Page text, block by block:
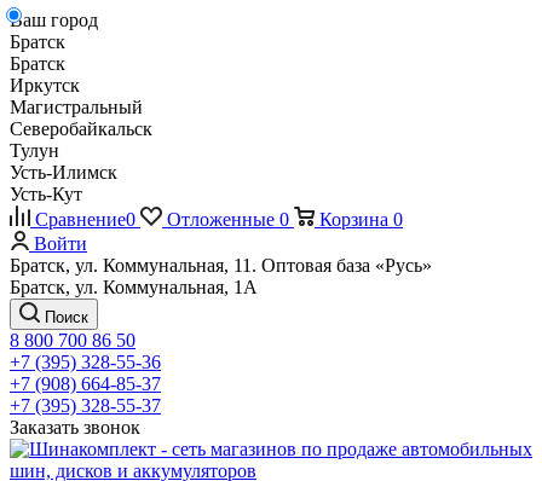
Ваш город
Братск
Братск
Иркутск
Магистральный
Северобайкальск
Тулун
Усть-Илимск
Усть-Кут
Сравнение0 Отложенные 0 Корзина 0
Войти
Братск, ул. Коммунальная, 11. Оптовая база «Русь»
Братск, ул. Коммунальная, 1А
Поиск
8 800 700 86 50
+7 (395) 328-55-36
+7 (908) 664-85-37
+7 (395) 328-55-37
Заказать звонок